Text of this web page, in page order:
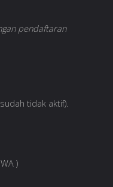
pendaftaran
tidak aktif).
)